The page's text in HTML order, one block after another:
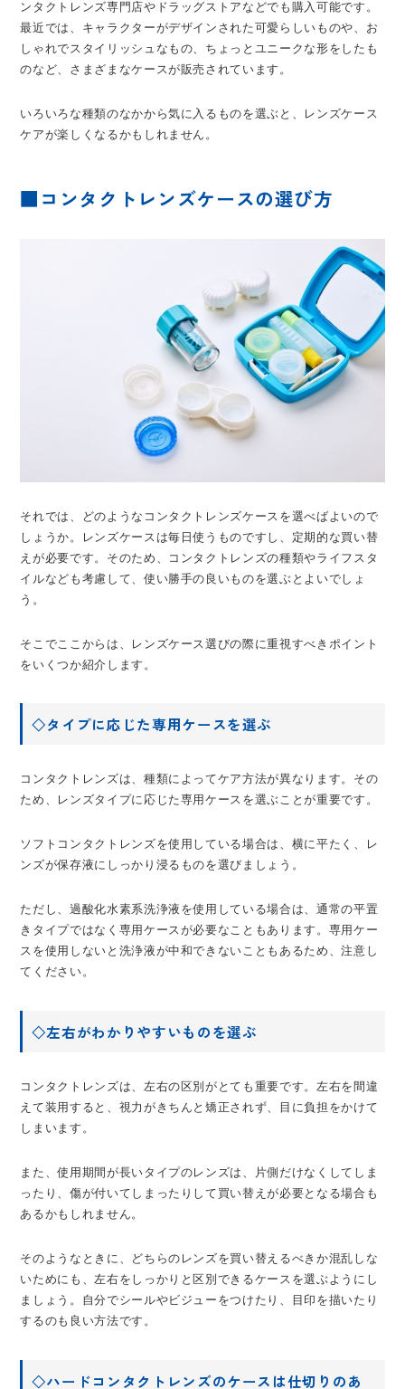
ンタクトレンズ専門店やドラッグストアなどでも購入可能です。
最近では、キャラクターがデザインされた可愛らしいものや、お
しゃれでスタイリッシュなもの、ちょっとユニークな形をしたも
のなど、さまざまなケースが販売されています。
いろいろな種類のなかから気に入るものを選ぶと、レンズケース
ケアが楽しくなるかもしれません。
■コンタクトレンズケースの選び方
それでは、どのようなコンタクトレンズケースを選べばよいので
しょうか。レンズケースは毎日使うものですし、定期的な買い替
えが必要です。そのため、コンタクトレンズの種類やライフスタ
イルなども考慮して、使い勝手の良いものを選ぶとよいでしょ
う。
そこでここからは、レンズケース選びの際に重視すべきポイント
をいくつか紹介します。
◇タイプに応じた専用ケースを選ぶ
コンタクトレンズは、種類によってケア方法が異なります。その
ため、レンズタイプに応じた専用ケースを選ぶことが重要です。
ソフトコンタクトレンズを使用している場合は、横に平たく、レ
ンズが保存液にしっかり浸るものを選びましょう。
ただし、過酸化水素系洗浄液を使用している場合は、通常の平置
きタイプではなく専用ケースが必要なこともあります。専用ケー
スを使用しないと洗浄液が中和できないこともあるため、注意し
てください。
◇左右がわかりやすいものを選ぶ
コンタクトレンズは、左右の区別がとても重要です。左右を間違
えて装用すると、視力がきちんと矯正されず、目に負担をかけて
しまいます。
また、使用期間が長いタイプのレンズは、片側だけなくしてしま
ったり、傷が付いてしまったりして買い替えが必要となる場合も
あるかもしれません。
そのようなときに、どちらのレンズを買い替えるべきか混乱しな
いためにも、左右をしっかりと区別できるケースを選ぶようにし
ましょう。自分でシールやビジューをつけたり、目印を描いたり
するのも良い方法です。
◇ハードコンタクトレンズのケースは仕切りのあ